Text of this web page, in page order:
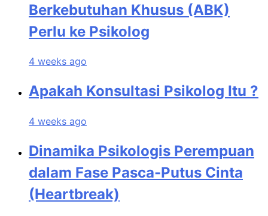
Berkebutuhan Khusus (ABK)
Perlu ke Psikolog
4 weeks ago
Apakah Konsultasi Psikolog Itu ?
4 weeks ago
Dinamika Psikologis Perempuan
dalam Fase Pasca-Putus Cinta
(Heartbreak)